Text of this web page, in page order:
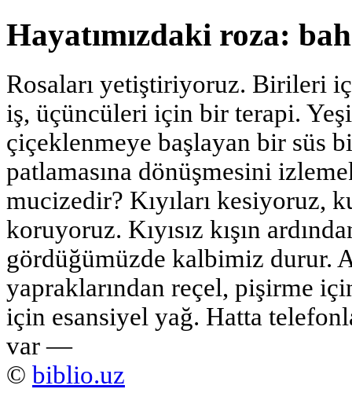
Hayatımızdaki roza:
Rosaları yetiştiriyoruz. Birileri
iş, üçüncüleri için bir terapi.
çiçeklenmeye başlayan bir süs
patlamasına dönüşmesini
mucizedir? Kıyıları kesiyoruz,
koruyoruz. Kıyısız kışın
gördüğümüzde kalbimiz durur.
yapraklarından reçel, pişirme
için esansiyel yağ. Hatta
var —
© biblio.uz